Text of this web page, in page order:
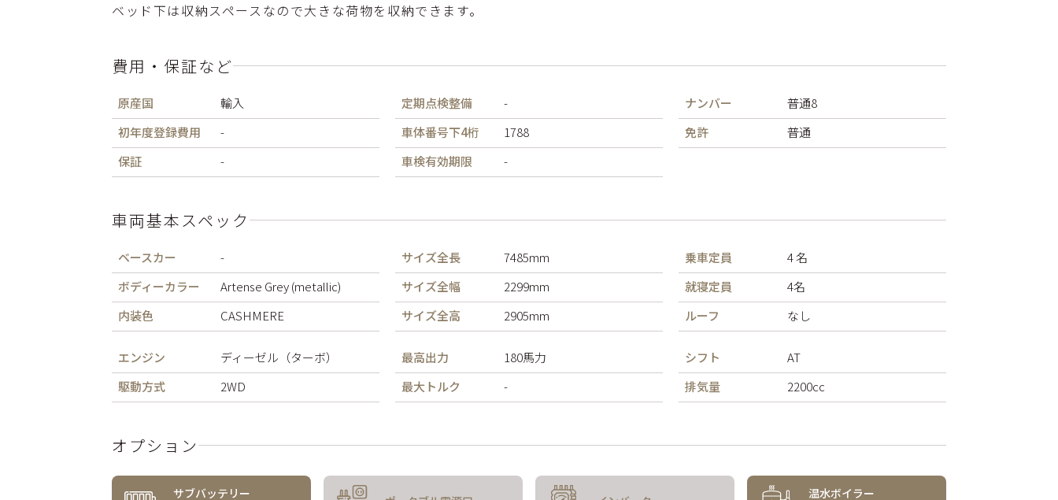
ベッド下は収納スペースなので大きな荷物を収納できます。
費用・保証など
原産国
輸入
初年度登録費用
-
保証
-
定期点検整備
-
車体番号下4桁
1788
車検有効期限
-
ナンバー
普通8
免許
普通
車両基本スペック
ベースカー
-
ボディーカラー
Artense Grey (metallic)
内装色
CASHMERE
サイズ全長
7485mm
サイズ全幅
2299mm
サイズ全高
2905mm
乗車定員
4 名
就寝定員
4名
ルーフ
なし
エンジン
ディーゼル（ターボ）
駆動方式
2WD
最高出力
180馬力
最大トルク
-
シフト
AT
排気量
2200cc
オプション
サブバッテリー
温水ボイラー